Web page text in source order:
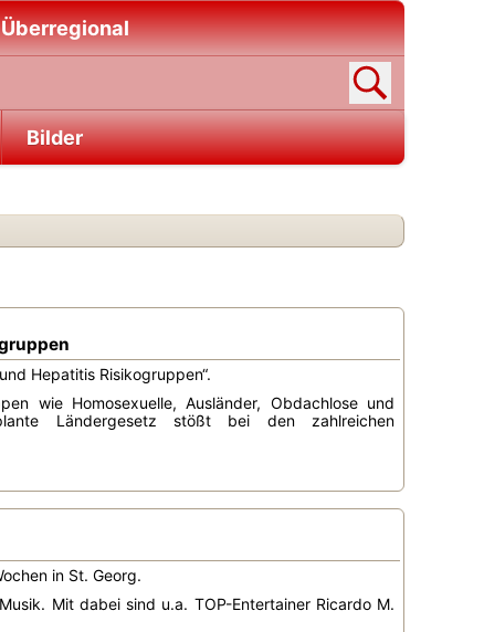
Überregional
Bilder
Hepatitis Risikogruppen“.
wie Homosexuelle, Ausländer, Obdachlose und
Ländergesetz stößt bei den zahlreichen
in St. Georg.
Mit dabei sind u.a. TOP-Entertainer Ricardo M.